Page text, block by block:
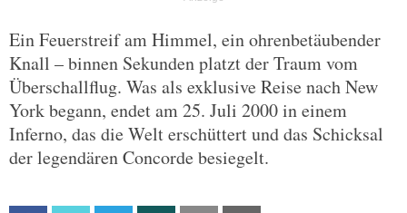
Ein Feuerstreif am Himmel, ein ohrenbetäubender
Knall – binnen Sekunden platzt der Traum vom
Überschallflug. Was als exklusive Reise nach New
York begann, endet am 25. Juli 2000 in einem
Inferno, das die Welt erschüttert und das Schicksal
der legendären Concorde besiegelt.